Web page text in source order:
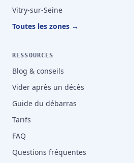
Vitry-sur-Seine
Toutes les zones →
RESSOURCES
Blog & conseils
Vider après un décès
Guide du débarras
Tarifs
FAQ
Questions fréquentes